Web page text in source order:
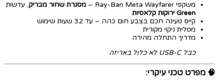
משקפי Ray-Ban Meta Wayfarer – מסגרת שחור מבריק, עדשות
Green ירוקות קלאסיות
קייס טעינה חכם בצבע חום כהה – עד 32 שעות שימוש
מטלית ניקוי מקורית
מדריך התחלה מהירה
כבל USB-C לא כלול באריזה
🧠 מפרט טכני עיקרי: